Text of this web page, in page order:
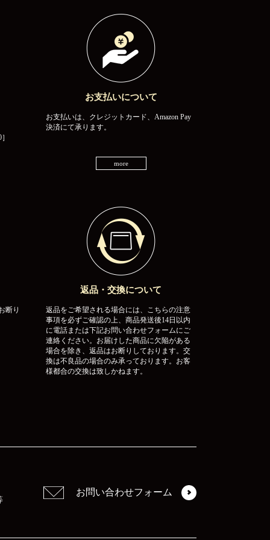
お支払いについて
お支払いは、クレジットカード、Amazon Pay
決済にて承ります。
more
断り
返品・交換について
返品をご希望される場合には、こちらの注意
事項を必ずご確認の上、商品発送後14日以内
に電話または下記お問い合わせフォームにご
連絡ください。お届けした商品に欠陥がある
場合を除き、返品はお断りしております。交
換は不良品の場合のみ承っております。お客
様都合の交換は致しかねます。
お問い合わせフォーム